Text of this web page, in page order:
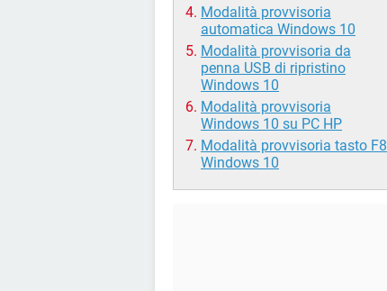
Modalità provvisoria
automatica Windows 10
Modalità provvisoria da
penna USB di ripristino
Windows 10
Modalità provvisoria
Windows 10 su PC HP
Modalità provvisoria tasto F8
Windows 10